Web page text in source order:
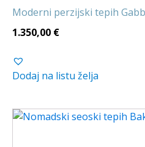
Moderni perzijski tepih
1.350,00 €
Dodaj na listu želja